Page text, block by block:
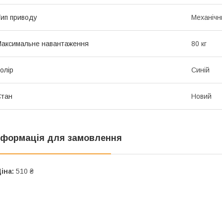
приводу
навантаження 80 кг
Синій
Новий
для замовлення
510 ₴